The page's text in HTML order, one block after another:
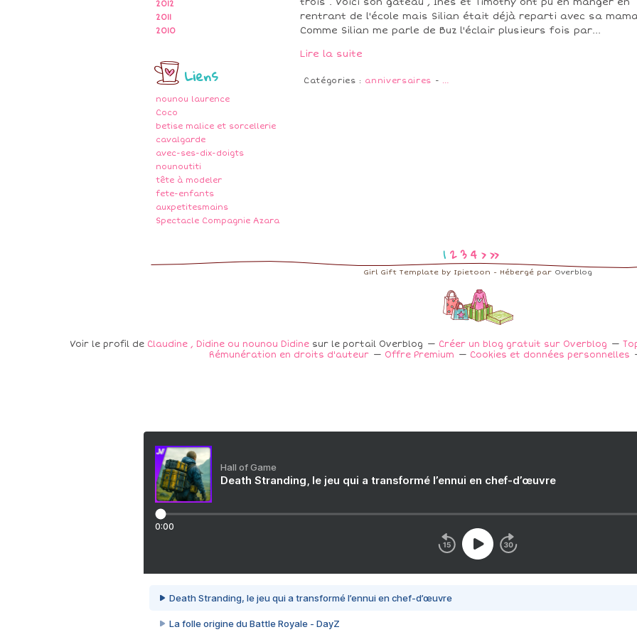
2012
2011
2010
Liens
nounou laurence
Coco
betise malice et sorcellerie
cavalgarde
avec-ses-dix-doigts
nounoutiti
tête à modeler
fete-enfants
auxpetitesmains
Spectacle Compagnie Azara
rentrant de l'école mais Silian était déjà reparti avec sa
Comme Silian me parle de Buz l'éclair plusieurs fois par...
Lire la suite
Catégories : anniversaires - …
1 2 3 4 > >>
Girl Gift Template by Ipietoon - Hébergé par Overblog
Voir le profil de Claudine , Didine ou nounou Didine sur le portail Overblog Créer un blog gratuit sur Overblog
Rémunération en droits d'auteur
Offre Premium Cookies et données personnelles
Hall of Game
Death Stranding, le jeu qui a transformé l’ennui en chef-d’œuvre
0:00
Death Stranding, le jeu qui a transformé l’ennui en chef-d’œuvre
La folle origine du Battle Royale - DayZ